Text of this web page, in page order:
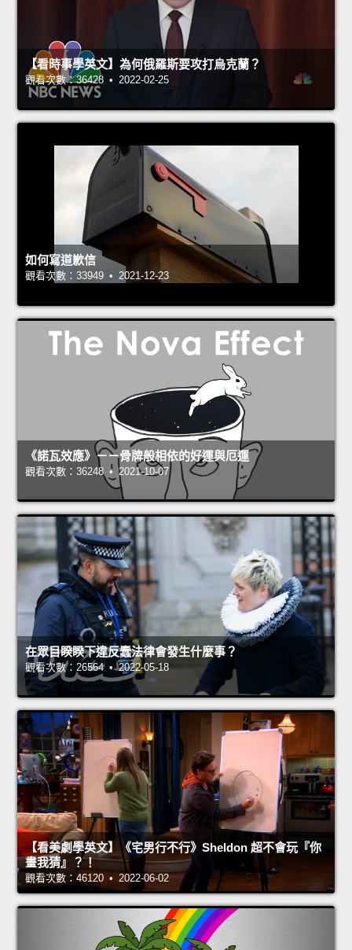
【看時事學英文】為何俄羅斯要攻打烏克蘭？
觀看次數：36428 • 2022-02-25
如何寫道歉信
觀看次數：33949 • 2021-12-23
《諾瓦效應》－－骨牌般相依的好運與厄運
觀看次數：36248 • 2021-10-07
在眾目睽睽下違反蠢法律會發生什麼事？
觀看次數：26564 • 2022-05-18
【看美劇學英文】《宅男行不行》Sheldon 超不會玩『你
畫我猜』？！
觀看次數：46120 • 2022-06-02